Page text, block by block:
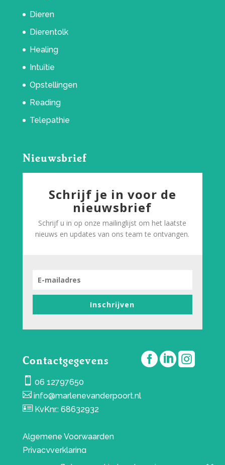
Dieren
Dierentolk
Healing
Intuïtie
Opstellingen
Reading
Telepathie
Nieuwsbrief
Schrijf je in voor de
nieuwsbrief
Schrijf u in op onze mailinglijst om het laatste
nieuws en updates van ons team te ontvangen.
Inschrijven
Contactgegevens
 06 12797650
 info@marlenevanderpoort.nl
KvKnr.: 68632932
Algemene Voorwaarden
Privacyverklaring
